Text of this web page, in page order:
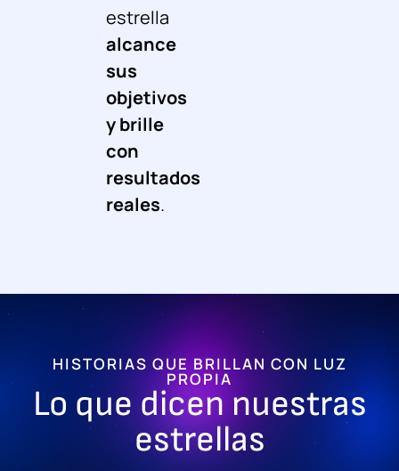
estrella
alcance
sus
objetivos
y brille
con
resultados
reales.
HISTORIAS QUE BRILLAN CON LUZ
PROPIA
Lo que dicen nuestras
estrellas